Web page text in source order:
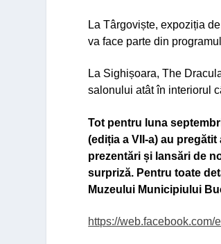
La Târgoviște, expoziția
va face parte din
La Sighișoara, The
salonului atât în interiorul
Tot pentru luna
(ediția a VII-a) au
prezentări și lansări de
surpriză. Pentru toate
Muzeului Municipiului
https://